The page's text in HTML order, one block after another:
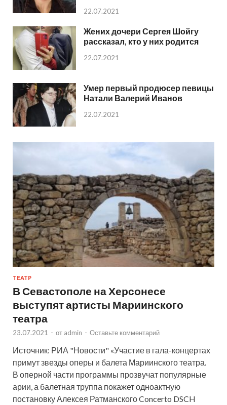
22.07.2021
Жених дочери Сергея Шойгу
рассказал, кто у них родится
22.07.2021
Умер первый продюсер певицы
Натали Валерий Иванов
22.07.2021
ТЕАТР
В Севастополе на Херсонесе
выступят артисты Мариинского
театра
23.07.2021 - от admin - Оставьте комментарий
Источник: РИА "Новости" «Участие в гала-концертах
примут звезды оперы и балета Мариинского театра.
В оперной части программы прозвучат популярные
арии, а балетная труппа покажет одноактную
постановку Алексея Ратманского Concerto DSCH